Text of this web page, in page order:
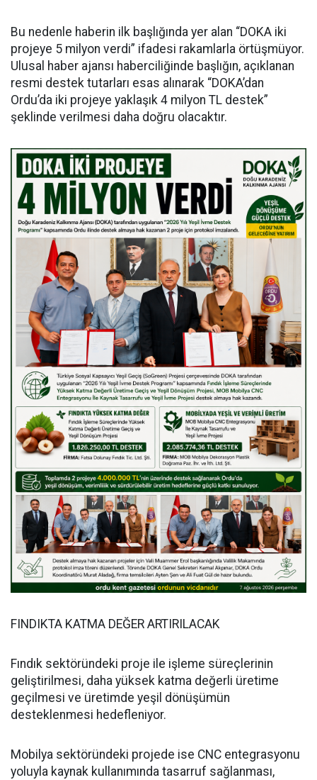
Bu nedenle haberin ilk başlığında yer alan “DOKA iki
projeye 5 milyon verdi” ifadesi rakamlarla örtüşmüyor.
Ulusal haber ajansı haberciliğinde başlığın, açıklanan
resmi destek tutarları esas alınarak “DOKA’dan
Ordu’da iki projeye yaklaşık 4 milyon TL destek”
şeklinde verilmesi daha doğru olacaktır.
FINDIKTA KATMA DEĞER ARTIRILACAK
Fındık sektöründeki proje ile işleme süreçlerinin
geliştirilmesi, daha yüksek katma değerli üretime
geçilmesi ve üretimde yeşil dönüşümün
desteklenmesi hedefleniyor.
Mobilya sektöründeki projede ise CNC entegrasyonu
yoluyla kaynak kullanımında tasarruf sağlanması,